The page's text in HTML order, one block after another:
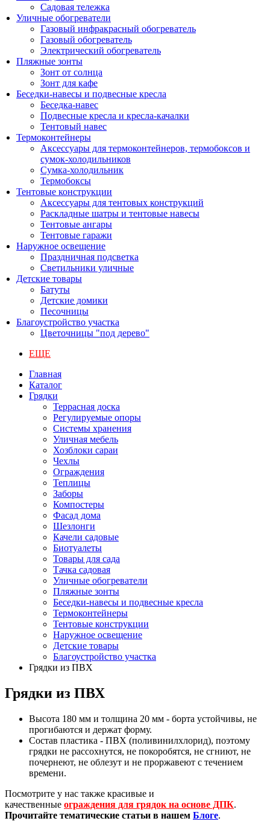
Садовая тележка
Уличные обогреватели
Газовый инфракрасный обогреватель
Газовый обогреватель
Электрический обогреватель
Пляжные зонты
Зонт от солнца
Зонт для кафе
Беседки-навесы и подвесные кресла
Беседка-навес
Подвесные кресла и кресла-качалки
Тентовый навес
Термоконтейнеры
Аксессуары для термоконтейнеров, термобоксов и
сумок-холодильников
Сумка-холодильник
Термобоксы
Тентовые конструкции
Аксессуары для тентовых конструкций
Раскладные шатры и тентовые навесы
Тентовые ангары
Тентовые гаражи
Наружное освещение
Праздничная подсветка
Светильники уличные
Детские товары
Батуты
Детские домики
Песочницы
Благоустройство участка
Цветочницы "под дерево"
ЕЩЕ
Главная
Каталог
Грядки
Террасная доска
Регулируемые опоры
Системы хранения
Уличная мебель
Хозблоки сараи
Чехлы
Ограждения
Теплицы
Заборы
Компостеры
Фасад дома
Шезлонги
Качели садовые
Биотуалеты
Товары для сада
Тачка садовая
Уличные обогреватели
Пляжные зонты
Беседки-навесы и подвесные кресла
Термоконтейнеры
Тентовые конструкции
Наружное освещение
Детские товары
Благоустройство участка
Грядки из ПВХ
Грядки из ПВХ
Высота 180 мм и толщина 20 мм - борта устойчивы, не
прогибаются и держат форму.
Состав пластика - ПВХ (поливинилхлорид), поэтому
грядки не рассохнутся, не покоробятся, не сгниют, не
почернеют, не облезут и не проржавеют с течением
времени.
Посмотрите у нас также красивые и
качественные ограждения для грядок на основе ДПК.
Прочитайте тематические статьи в нашем Блоге.